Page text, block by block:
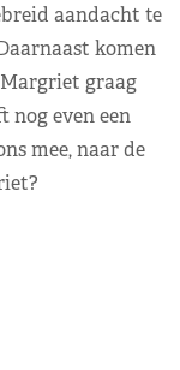
aandacht te
komen
graag
nog even een
mee, naar de